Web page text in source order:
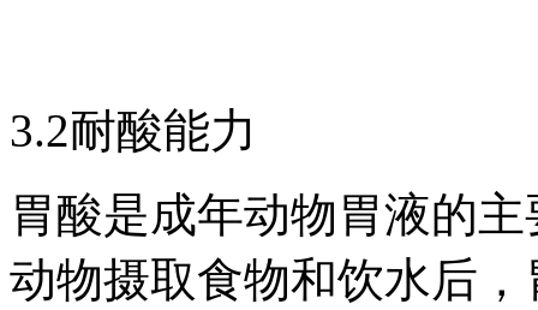
3.2耐酸能力
胃酸是成年动物胃液的
动物摄取食物和饮水后